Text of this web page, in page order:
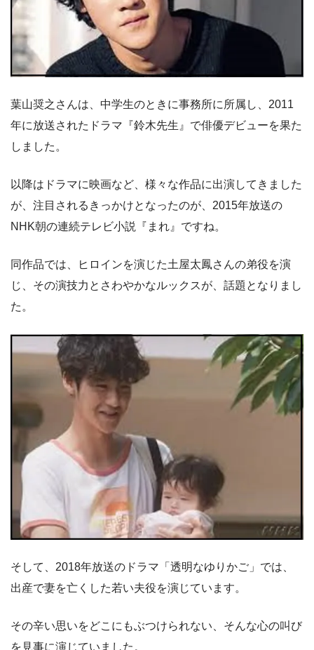
葉山奨之さんは、中学生のときに事務所に所属し、2011
年に放送されたドラマ『鈴木先生』で俳優デビューを果た
しました。
以降はドラマに映画など、様々な作品に出演してきました
が、注目されるきっかけとなったのが、2015年放送の
NHK朝の連続テレビ小説『まれ』ですね。
同作品では、ヒロインを演じた土屋太鳳さんの弟役を演
じ、その演技力とさわやかなルックスが、話題となりまし
た。
そして、2018年放送のドラマ「透明なゆりかご」では、
出産で妻を亡くした若い夫役を演じています。
その辛い思いをどこにもぶつけられない、そんな心の叫び
を見事に演じていました。